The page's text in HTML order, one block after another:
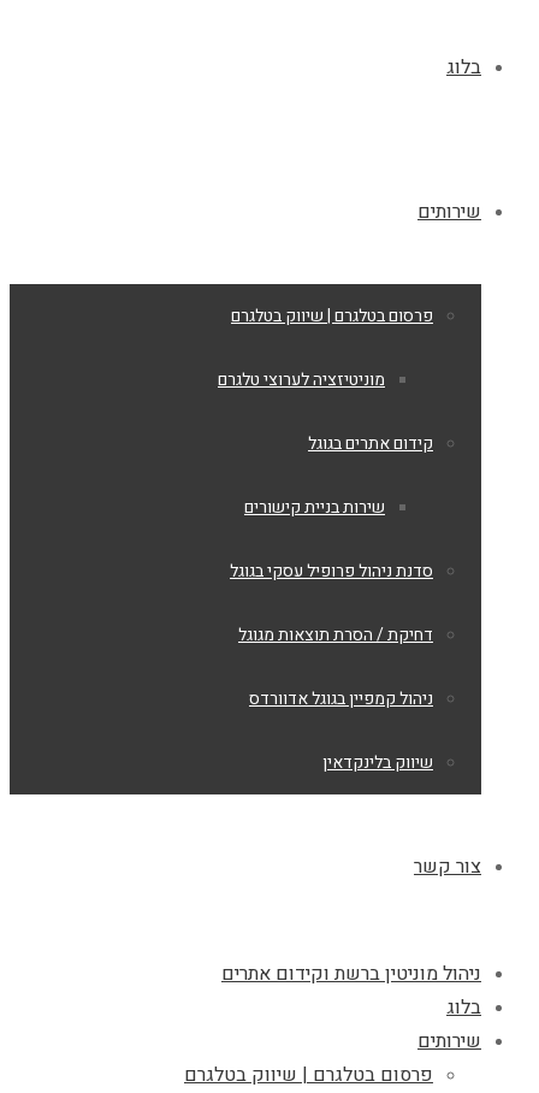
בלוג
שירותים
פרסום בטלגרם | שיווק בטלגרם
מוניטיזציה לערוצי טלגרם
קידום אתרים בגוגל
שירות בניית קישורים
סדנת ניהול פרופיל עסקי בגוגל
דחיקת / הסרת תוצאות מגוגל
ניהול קמפיין בגוגל אדוורדס
שיווק בלינקדאין
צור קשר
ניהול מוניטין ברשת וקידום אתרים
בלוג
שירותים
פרסום בטלגרם | שיווק בטלגרם